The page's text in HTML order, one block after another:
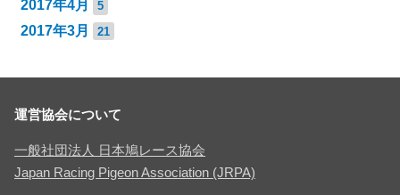
2017年4月 5
2017年3月 21
運営協会について
一般社団法人 日本鳩レース協会
Japan Racing Pigeon Association (JRPA)